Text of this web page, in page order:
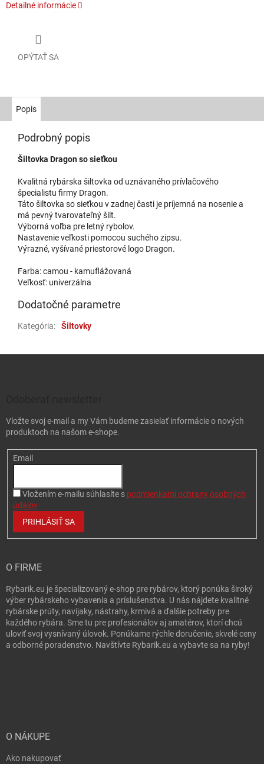
Detailné informácie
OPÝTAŤ SA
Popis
Podrobný popis
Šiltovka Dragon so sieťkou
Kvalitná rybárska šiltovka od uznávaného prívlačového
špecialistu firmy Dragon.
Táto šiltovka so sieťkou v zadnej časti je príjemná na nosenie a
má pevný tvarovateľný šilt.
Výborná voľba pre letný rybolov.
Nastavenie veľkosti pomocou suchého zipsu.
Výrazné, vyšívané priestorové logo Dragon.
Farba: camou - kamuflážovaná
Veľkosť: univerzálna
Dodatočné parametre
Kategória: Šiltovky
Vložte svoj e-mail a my Vám budeme zasielať informácie o nových
produktoch na našom e-shope.
Email
Vložením e-mailu súhlasíte s podmienkami ochrany osobných
údajov
PRIHLÁSIŤ SA
O FIRME
Rybarik.eu je špecializovaný e-shop pre rybárov, ktorý ponúka široký
výber rybárskeho vybavenia a príslušenstva. U nás nájdete kvalitné
rybárske prúty, navijaky, nástrahy, krmivá a ďalšie potreby pre
každého rybára. Sme tu pre profesionálov aj amatérov, ktorí chcú
uloviť svoj vysnívaný úlovok. Ponúkame rýchle doručenie, skvelé ceny
a odborné poradenstvo. Navštívte Rybarik.eu a vybavte sa na ryby!
O NÁKUPE
Ako nakupovať